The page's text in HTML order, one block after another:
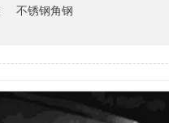
不锈钢角钢